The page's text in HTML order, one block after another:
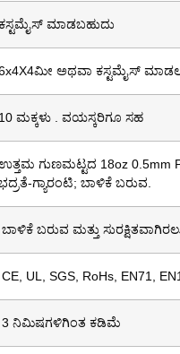
ಮಾಡಬಹುದು
ಅಥವಾ ಕಸ್ಟಮೈಸ್
10 ಮಕ್ಕಳು . ವಯಸ್ಕರಿಗೂ ಸಹ
ಗುಣಮಟ್ಟದ 18oz 0.5mm
ಗ್ಯಾರಂಟಿ; ಬಾಳಿಕೆ ಬರುವ.
ಬಾಳಿಕೆ ಬರುವ ಮತ್ತು
CE, UL, SGS, RoHs, EN71,
3 ನಿಮಿಷಗಳಿಗಿಂತ ಕಡಿಮೆ